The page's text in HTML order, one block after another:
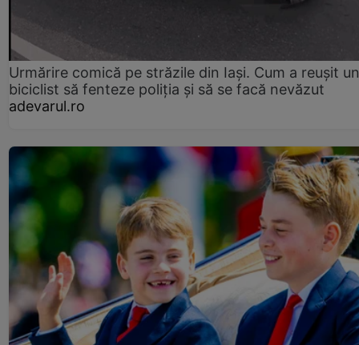
Urmărire comică pe străzile din Iași. Cum a reușit un
biciclist să fenteze poliția și să se facă nevăzut
adevarul.ro